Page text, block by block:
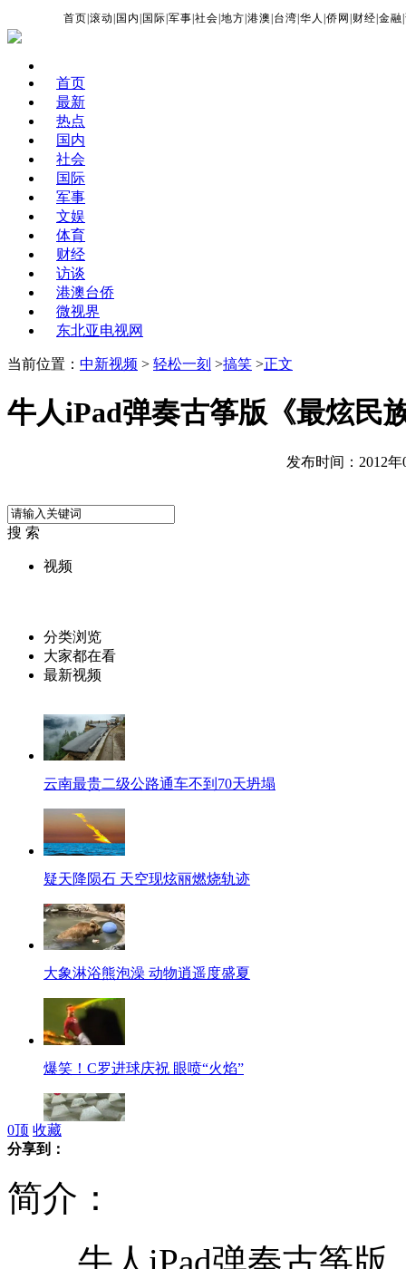
首页 |滚动 国内 国际 |军事 |社会 |地方 |港澳 台湾 |华人 |侨网 财经 |金融 |
首页
最新
热点
国内
社会
国际
军事
文娱
体育
财经
访谈
港澳台侨
微视界
东北亚电视网
当前位置： 中新视频 > 轻松一刻 >搞笑 >正文
牛人iPad弹奏古筝版《最炫民
发布时间：2012年
搜 索
视频
分类浏览
大家都在看
最新视频
云南最贵二级公路通车不到70天坍塌
疑天降陨石 天空现炫丽燃烧轨迹
大象淋浴熊泡澡 动物逍遥度盛夏
爆笑！C罗进球庆祝 眼喷“火焰”
视频资料重现75年前海南风貌
0顶 收藏
分享到：
简介：
牛人iPad弹奏古筝版